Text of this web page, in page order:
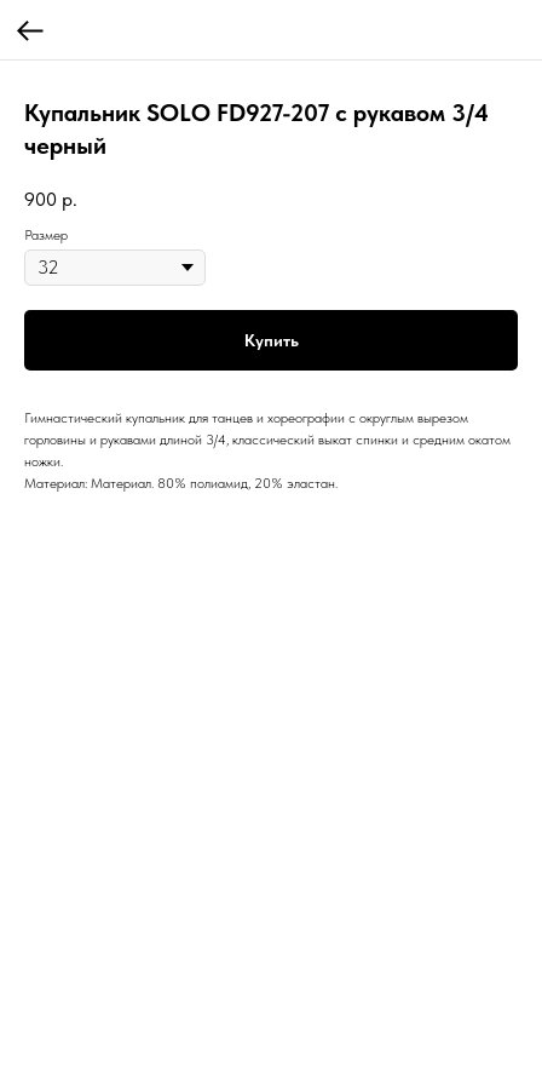
Купальник SOLO FD927-207 с рукавом 3/4
черный
900 р.
Размер
Купить
Гимнастический купальник для танцев и хореографии с округлым вырезом
горловины и рукавами длиной 3/4, классический выкат спинки и средним окатом
ножки.
Материал: Материал. 80% полиамид, 20% эластан.